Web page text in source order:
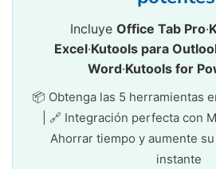
Incluye Office Tab Pro·
Excel·Kutools para
Word·Kutools for
📦 Obtenga las 5 herramientas
| 🔗 Integración perfecta con
Ahorrar tiempo y aumente
instante